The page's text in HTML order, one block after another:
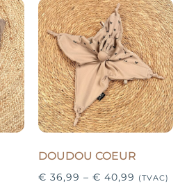
DOUDOU COEUR
€ 36,99 – € 40,99 (TVAC)